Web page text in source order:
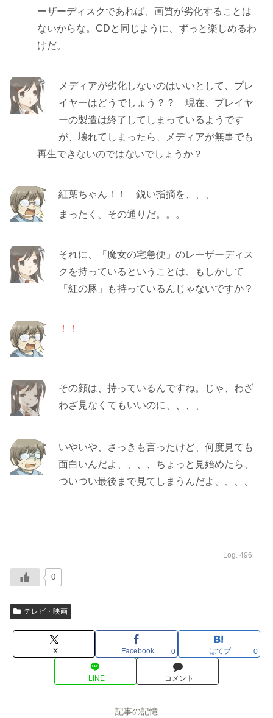
ーザーディスクであれば、画質が劣化することは
ないからな。CDと同じように、ずっと楽しめるわ
けだ。
メディアが劣化しないのはいいとして、プレ
イヤーはどうでしょう？？ 現在、プレイヤ
ーの製造は終了してしまっているようです
が、壊れてしまったら、メディアが無事でも
再生できないのではないでしょうか？
紅葉ちゃん！！ 鋭い指摘を、、、
まったく、その通りだ。。。
それに、「魔女の宅急便」のレーザーディス
クを持っているということは、もしかして
「紅の豚」も持っているんじゃないですか？
！！
その顔は、持っているんですね。じゃ、わざ
わざ見なくてもいいのに、、、、
いやいや、さっきも言ったけど、何度見ても
面白いんだよ、、、、ちょっと見始めたら、
ついつい最後まで見てしまうんだよ、、、、
Log. 496
0
テレビ・映画
X Facebook 0 はてブ 0
LINE コメント
記事の記憶